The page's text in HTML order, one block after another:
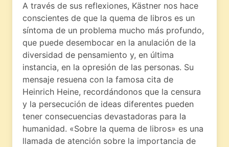
A través de sus reflexiones, Kästner nos hace
conscientes de que la quema de libros es un
síntoma de un problema mucho más profundo,
que puede desembocar en la anulación de la
diversidad de pensamiento y, en última
instancia, en la opresión de las personas. Su
mensaje resuena con la famosa cita de
Heinrich Heine, recordándonos que la censura
y la persecución de ideas diferentes pueden
tener consecuencias devastadoras para la
humanidad. «Sobre la quema de libros» es una
llamada de atención sobre la importancia de